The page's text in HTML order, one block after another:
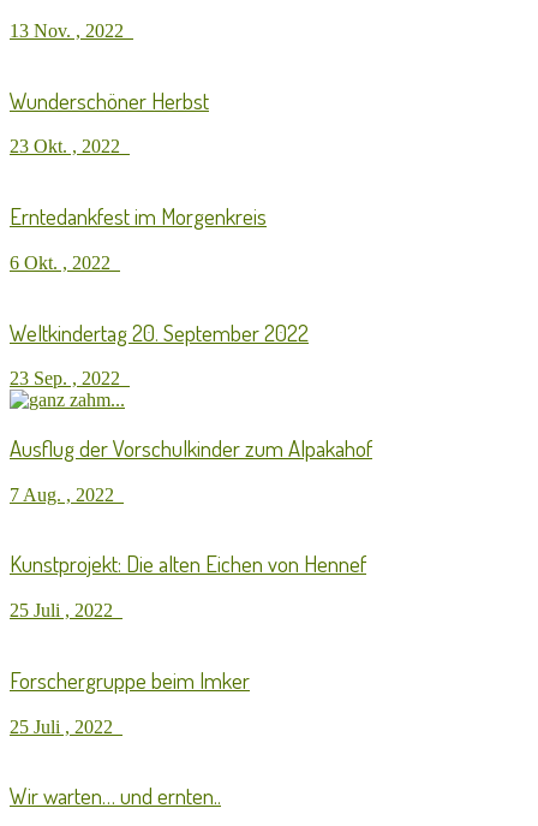
13 Nov. , 2022
Wunderschöner Herbst
23 Okt. , 2022
Erntedankfest im Morgenkreis
6 Okt. , 2022
Weltkindertag 20. September 2022
23 Sep. , 2022
Ausflug der Vorschulkinder zum Alpakahof
7 Aug. , 2022
Kunstprojekt: Die alten Eichen von Hennef
25 Juli , 2022
Forschergruppe beim Imker
25 Juli , 2022
Wir warten… und ernten..